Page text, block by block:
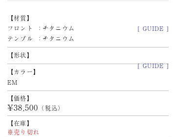
材質
[ GUIDE ]
フロント
チタニウム
テンプル
チタニウム
形状
[ GUIDE ]
カラー
EM
価格
¥38,500 （税込）
在庫
※売り切れ